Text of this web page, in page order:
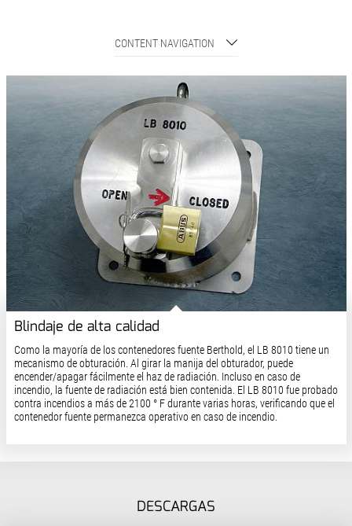
CONTENT NAVIGATION
Blindaje de alta calidad
Como la mayoría de los contenedores fuente Berthold, el LB 8010 tiene un
mecanismo de obturación. Al girar la manija del obturador, puede
encender/apagar fácilmente el haz de radiación. Incluso en caso de
incendio, la fuente de radiación está bien contenida. El LB 8010 fue probado
contra incendios a más de 2100 ° F durante varias horas, verificando que el
contenedor fuente permanezca operativo en caso de incendio.
DESCARGAS